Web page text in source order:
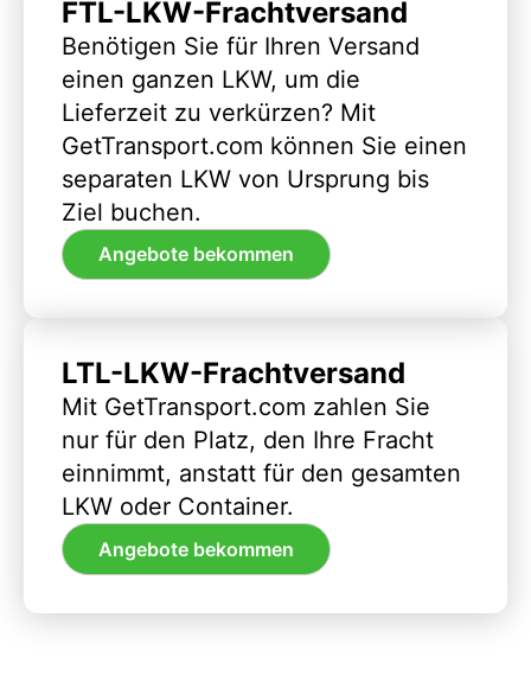
FTL-LKW-Frachtversand
Benötigen Sie für Ihren Versand
einen ganzen LKW, um die
Lieferzeit zu verkürzen? Mit
GetTransport.com können Sie einen
separaten LKW von Ursprung bis
Ziel buchen.
Angebote bekommen
LTL-LKW-Frachtversand
Mit GetTransport.com zahlen Sie
nur für den Platz, den Ihre Fracht
einnimmt, anstatt für den gesamten
LKW oder Container.
Angebote bekommen